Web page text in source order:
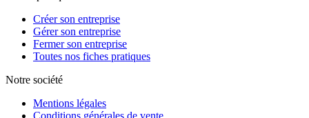
Créer son entreprise
Gérer son entreprise
Fermer son entreprise
Toutes nos fiches pratiques
Notre société
Mentions légales
Conditions générales de vente